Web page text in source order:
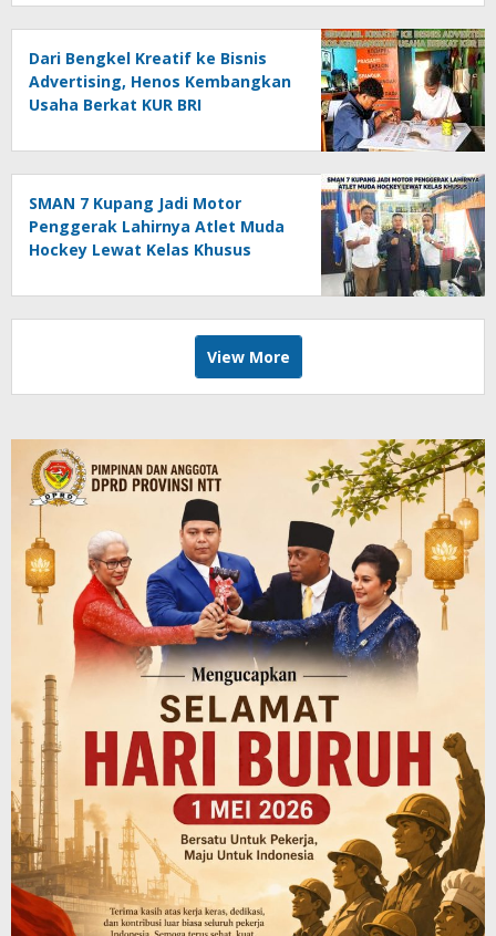
Dari Bengkel Kreatif ke Bisnis
Advertising, Henos Kembangkan
Usaha Berkat KUR BRI
SMAN 7 Kupang Jadi Motor
Penggerak Lahirnya Atlet Muda
Hockey Lewat Kelas Khusus
View More